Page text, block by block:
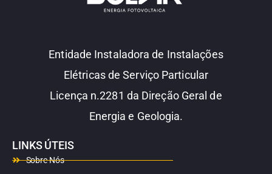
Entidade Instaladora de Instalações
Elétricas de Serviço Particular
Licença n.2281 da Direção Geral de
Energia e Geologia.
LINKS ÚTEIS
Sobre Nós